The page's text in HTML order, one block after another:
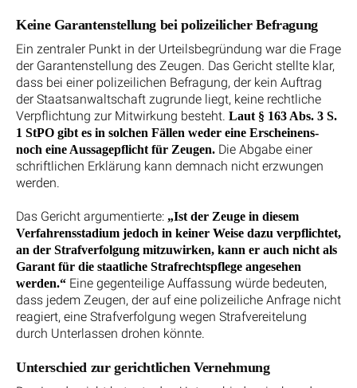
Keine Garantenstellung bei polizeilicher Befragung
Ein zentraler Punkt in der Urteilsbegründung war die Frage
der Garantenstellung des Zeugen. Das Gericht stellte klar,
dass bei einer polizeilichen Befragung, der kein Auftrag
der Staatsanwaltschaft zugrunde liegt, keine rechtliche
Verpflichtung zur Mitwirkung besteht. Laut § 163 Abs. 3 S.
1 StPO gibt es in solchen Fällen weder eine Erscheinens-
noch eine Aussagepflicht für Zeugen. Die Abgabe einer
schriftlichen Erklärung kann demnach nicht erzwungen
werden.
Das Gericht argumentierte: „Ist der Zeuge in diesem
Verfahrensstadium jedoch in keiner Weise dazu verpflichtet,
an der Strafverfolgung mitzuwirken, kann er auch nicht als
Garant für die staatliche Strafrechtspflege angesehen
werden.“ Eine gegenteilige Auffassung würde bedeuten,
dass jedem Zeugen, der auf eine polizeiliche Anfrage nicht
reagiert, eine Strafverfolgung wegen Strafvereitelung
durch Unterlassen drohen könnte.
Unterschied zur gerichtlichen Vernehmung